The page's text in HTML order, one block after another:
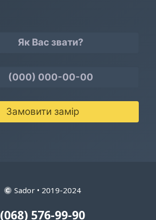
Замовити замір
Sador • 2019-2024
(068) 576-99-90